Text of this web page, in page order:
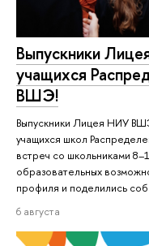
Выпускники
учащихся
ВШЭ!
Выпускники Лицея НИУ
учащихся школ
встреч со школьниками
образовательных
профиля и поделились
6 августа